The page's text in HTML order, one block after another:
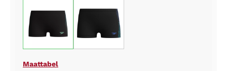
Maattabel